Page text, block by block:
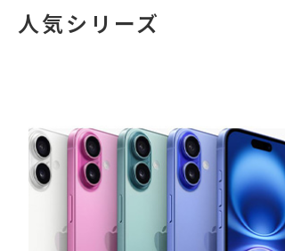
人気シリーズ